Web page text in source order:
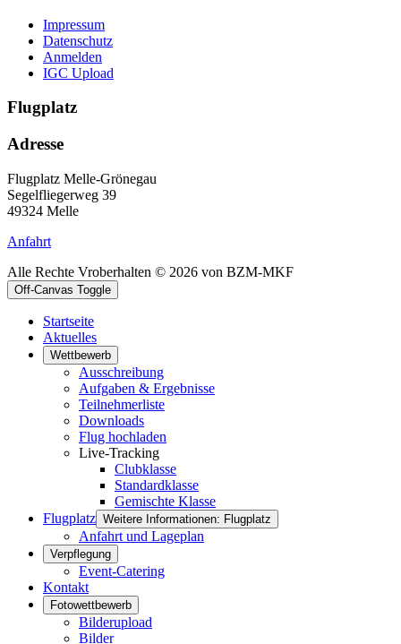
Impressum
Datenschutz
Anmelden
IGC Upload
Flugplatz
Adresse
Flugplatz Melle-Grönegau
Segelfliegerweg 39
49324 Melle
Anfahrt
Alle Rechte Vroberhalten © 2026 von BZM-MKF
Off-Canvas Toggle
Startseite
Aktuelles
Wettbewerb
Ausschreibung
Aufgaben & Ergebnisse
Teilnehmerliste
Downloads
Flug hochladen
Live-Tracking
Clubklasse
Standardklasse
Gemischte Klasse
Flugplatz Weitere Informationen: Flugplatz
Anfahrt und Lageplan
Verpflegung
Event-Catering
Kontakt
Fotowettbewerb
Bilderupload
Bilder